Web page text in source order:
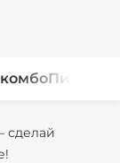
Пироги
сделай